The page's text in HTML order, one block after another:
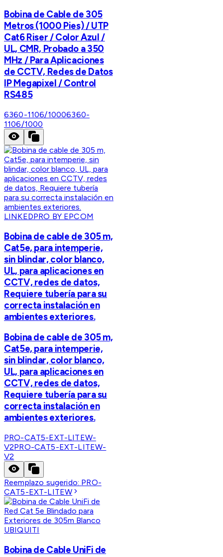
Bobina de Cable de 305
Metros (1000 Pies) / UTP
Cat6 Riser / Color Azul /
UL, CMR, Probado a 350
MHz / Para Aplicaciones
de CCTV, Redes de Datos
IP Megapixel / Control
RS485
6360-1106/10006360-
1106/1000
LINKEDPRO BY EPCOM
Bobina de cable de 305 m,
Cat5e, para intemperie,
sin blindar, color blanco,
UL, para aplicaciones en
CCTV, redes de datos,
Requiere tubería para su
correcta instalación en
ambientes exteriores.
Bobina de cable de 305 m,
Cat5e, para intemperie,
sin blindar, color blanco,
UL, para aplicaciones en
CCTV, redes de datos,
Requiere tubería para su
correcta instalación en
ambientes exteriores.
PRO-CAT5-EXT-LITEW-
V2PRO-CAT5-EXT-LITEW-
V2
Reemplazo sugerido: PRO-
CAT5-EXT-LITEW
UBIQUITI
Bobina de Cable UniFi de